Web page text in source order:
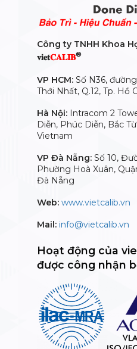
Công ty TNHH Khoa
𝐯𝐢𝐞𝐭𝐂𝐀𝐋𝐈𝐁®
VP HCM: Số N36, đường
Thới Nhất, Q.12, Tp. Hồ
Hà Nội: Intracom 2
Diễn, Phúc Diễn, Bắc
Vietnam
VP Đà Nẵng: Số 10,
Phường Hoà Xuân,
Đà Nẵng
Web: www.vietcalib.vn
Mail: info@vietcalib.vn
Hoạt động của
được công nhận